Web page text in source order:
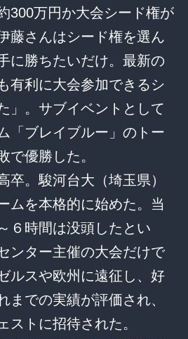
300万円か大会シード権が
藤さんはシード権を選ん
に勝ちたいだけ。最新の
有利に大会参加できるシ
」。サブイベントとして
「ブレイブルー」のトー
で優勝した。
。駿河台大（埼玉県）
ムを本格的に始めた。当
６時間は没頭したとい
ンター主催の大会だけで
ルスや欧州に遠征し、好
までの実績が評価され、
ストに招待された。